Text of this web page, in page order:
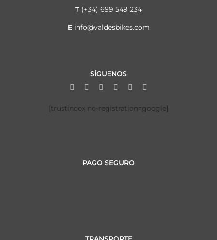
T (+34) 699 549 234
E info@valdesbikes.com
SÍGUENOS
[trustindex no-registration=google]
PAGO SEGURO